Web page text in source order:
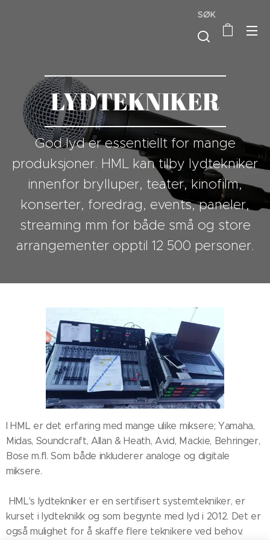
SØK
LYDTEKNIKER
God lyd er essentiellt for mange
produksjoner. HML kan tilby lydtekniker
innenfor brylluper, teater, kinofilm,
konserter, foredrag, events, paneler,
streaming mm for både små og store
arrangementer opptil 12 500 personer.
I HML er det erfaring med mange ulike miksere; Yamaha,
Midas, Soundcraft, Allan & Heath, Avid, Mackie, Behringer,
Bose m.fl. Som både inkluderer analoge og digitale
miksere.
HML's lydtekniker er en sertifisert systemtekniker, er
kurset i lydteknikk og som begynte med lyd i 2012. Det er
også mulighet for å skaffe flere teknikere ved behov.